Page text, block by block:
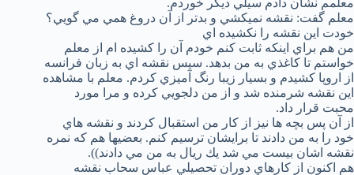
معلمم نشان دادم سيلي ديگر خوردم.
معلم گفت:‌ نقشه نميكشي و بدتر از آن دروغ همي مي گويي؟
خودت اين نقشه را نكشيده اي
من هم براي اينكه ثابت كنم خودم آن را كشيده ام از معلم
خواستم تا كاغذي به من بدهد. سپس نقشه اي به زبان فرانسه
از اروپا كشيدم و بسيار زيبا رنگ آميزي كردم. معلم با مشاهده
اين نقشه شرمنده شد و از من دلجويي كرده و مرا مورد
محبت قرار داد.
از آن پس بچه ها نيز از كار من استقبال كردند و نقشه هاي
خود را به من دادند تا برايشان ترسيم كنم. بعضيها هم كه نمره
نقشه اشان بيست مي شد يك ريال به من مي دادند)).
هم اكنون از كارهاي دوران تحصيلي عباس سحاب نقشه